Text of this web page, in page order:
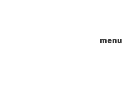
menu